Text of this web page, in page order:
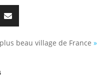
beau village de France »